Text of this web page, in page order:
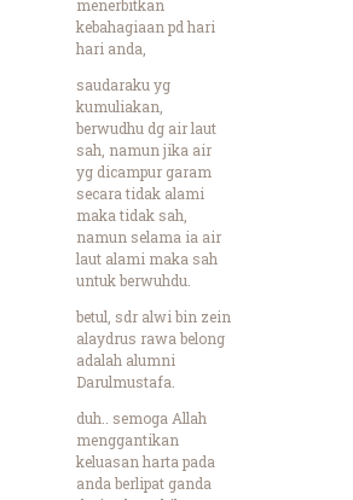
menerbitkan
kebahagiaan pd hari
hari anda,
saudaraku yg
kumuliakan,
berwudhu dg air laut
sah, namun jika air
yg dicampur garam
secara tidak alami
maka tidak sah,
namun selama ia air
laut alami maka sah
untuk berwuhdu.
betul, sdr alwi bin zein
alaydrus rawa belong
adalah alumni
Darulmustafa.
duh.. semoga Allah
menggantikan
keluasan harta pada
anda berlipat ganda